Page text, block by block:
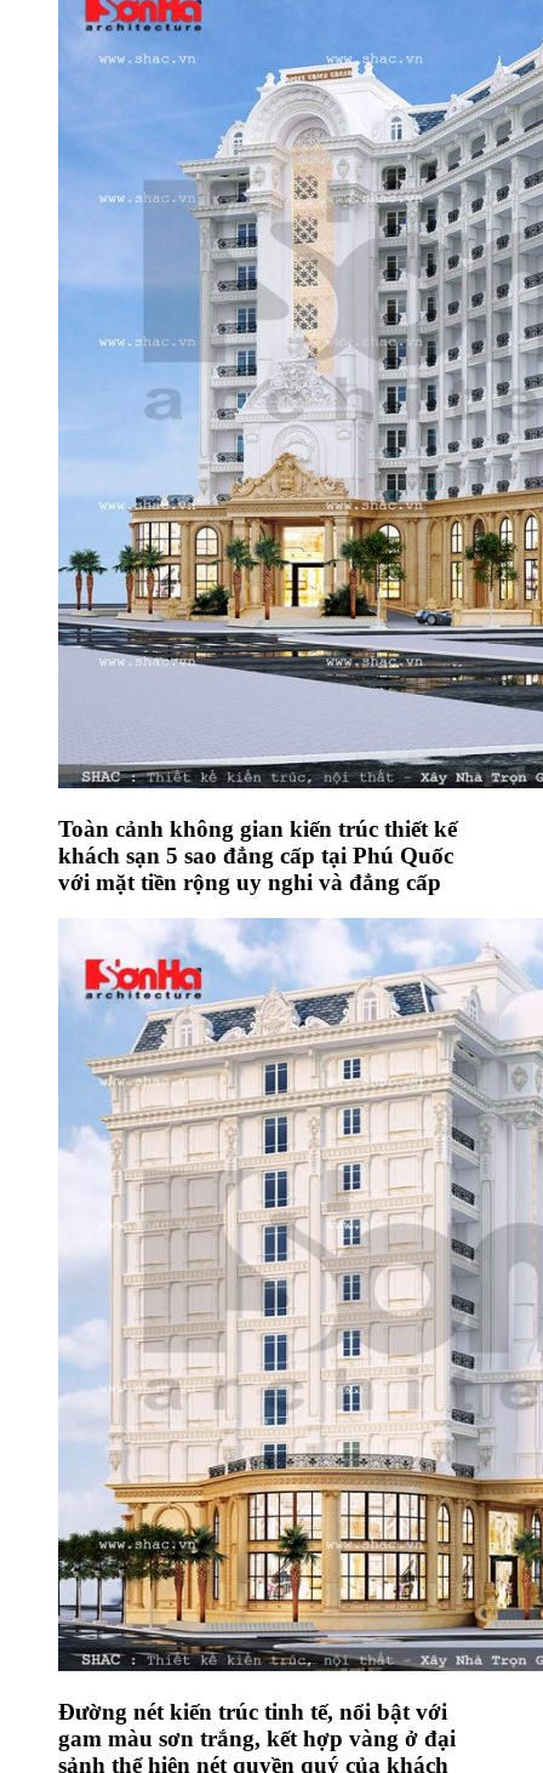
Toàn cảnh không gian kiến trúc thiết kế
khách sạn 5 sao đẳng cấp tại Phú Quốc
với mặt tiền rộng uy nghi và đẳng cấp
Đường nét kiến trúc tinh tế, nổi bật với
gam màu sơn trắng, kết hợp vàng ở đại
sảnh thể hiện nét quyền quý của khách